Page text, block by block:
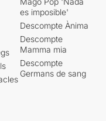
es imposible'
Descompte Ànima
Descompte
Mamma mia
Descompte
Germans de sang